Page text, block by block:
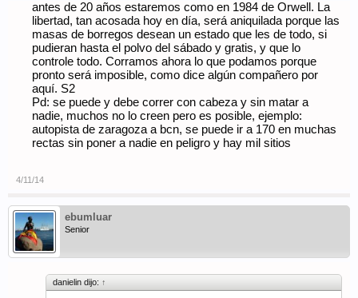
antes de 20 años estaremos como en 1984 de Orwell. La
libertad, tan acosada hoy en día, será aniquilada porque las
masas de borregos desean un estado que les de todo, si
pudieran hasta el polvo del sábado y gratis, y que lo
controle todo. Corramos ahora lo que podamos porque
pronto será imposible, como dice algún compañero por
aquí. S2
Pd: se puede y debe correr con cabeza y sin matar a
nadie, muchos no lo creen pero es posible, ejemplo:
autopista de zaragoza a bcn, se puede ir a 170 en muchas
rectas sin poner a nadie en peligro y hay mil sitios
4/11/14
ebumluar
Senior
danielin dijo: ↑